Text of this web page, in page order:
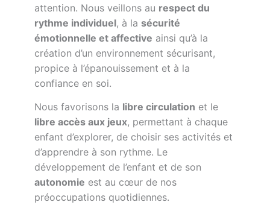
attention. Nous veillons au respect du
rythme individuel, à la sécurité
émotionnelle et affective ainsi qu’à la
création d’un environnement sécurisant,
propice à l’épanouissement et à la
confiance en soi.
Nous favorisons la libre circulation et le
libre accès aux jeux, permettant à chaque
enfant d’explorer, de choisir ses activités et
d’apprendre à son rythme. Le
développement de l’enfant et de son
autonomie est au cœur de nos
préoccupations quotidiennes.